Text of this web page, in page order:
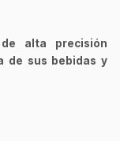
alta precisión
de sus bebidas y